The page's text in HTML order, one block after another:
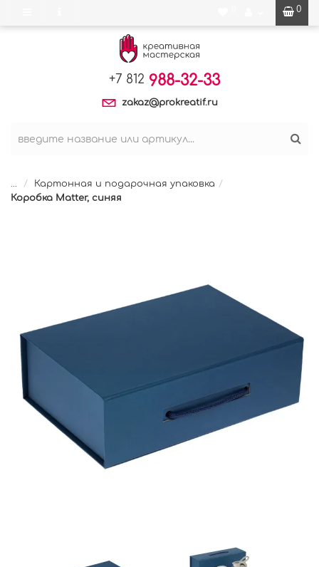
0
+7 812 988-32-33
zakaz@prokreatif.ru
...
Картонная и подарочная упаковка
Коробка Matter, синяя